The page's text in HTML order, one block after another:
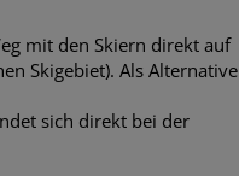
mit den Skiern direkt auf
Skigebiet). Als Alternative
sich direkt bei der